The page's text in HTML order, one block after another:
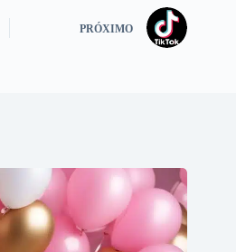
PRÓXIMO